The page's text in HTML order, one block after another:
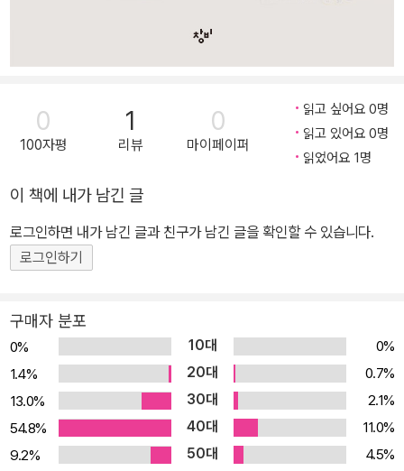
0
100자평
1
리뷰
0
마이페이퍼
읽고 싶어요 0명
읽고 있어요 0명
읽었어요 1명
이 책에 내가 남긴 글
로그인하면 내가 남긴 글과 친구가 남긴 글을 확인할 수 있습니다.
로그인하기
구매자 분포
0% 10대
0%
1.4%
20대
0.7%
13.0%
30대
2.1%
54.8%
40대
11.0%
9.2%
50대
4.5%